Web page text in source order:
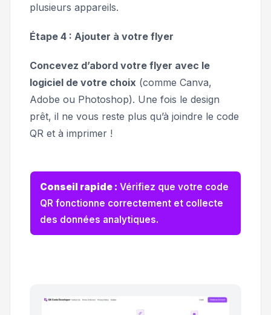
plusieurs appareils.
Étape 4 : Ajouter à votre flyer
Concevez d’abord votre flyer avec le
logiciel de votre choix (comme Canva,
Adobe ou Photoshop). Une fois le design
prêt, il ne vous reste plus qu’à joindre le code
QR et à imprimer !
Conseil rapide : Vérifiez que votre code
QR fonctionne correctement et collecte
des données analytiques.